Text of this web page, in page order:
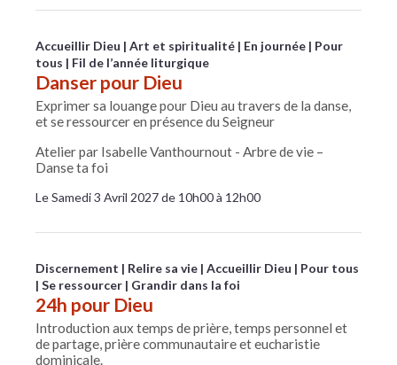
Accueillir Dieu Art et spiritualité En journée
Pour
tous
Fil de l’année liturgique
Danser pour Dieu
Exprimer sa louange pour Dieu au travers de la danse,
et se ressourcer en présence du Seigneur
Atelier par Isabelle Vanthournout - Arbre de vie –
Danse ta foi
Le Samedi 3 Avril 2027 de 10h00 à 12h00
Discernement Relire sa vie Accueillir Dieu
Pour tous
Se ressourcer
Grandir dans la foi
24h pour Dieu
Introduction aux temps de prière, temps personnel et
de partage, prière communautaire et eucharistie
dominicale.